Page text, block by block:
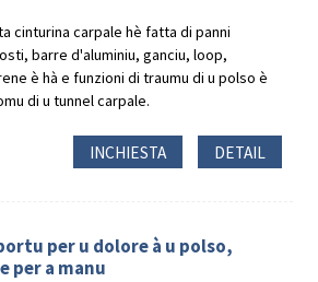
cinturina carpale hè fatta di panni
barre d'aluminiu, ganciu, loop,
è hà e funzioni di traumu di u polso è
di u tunnel carpale.
INCHIESTA DETAIL
per u dolore à u polso,
per a manu